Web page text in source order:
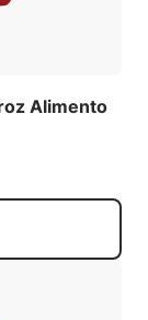
Alimento